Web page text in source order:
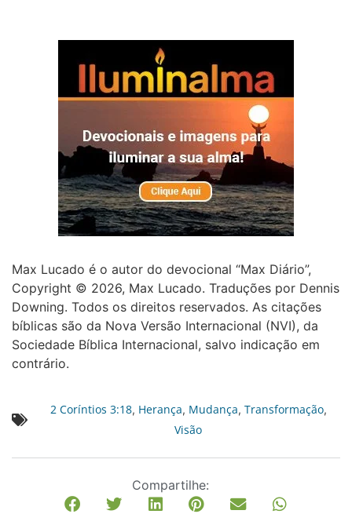
Max Lucado é o autor do devocional “Max Diário”,
Copyright © 2026, Max Lucado. Traduções por Dennis
Downing. Todos os direitos reservados. As citações
bíblicas são da Nova Versão Internacional (NVI), da
Sociedade Bíblica Internacional, salvo indicação em
contrário.
2 Coríntios 3:18, Herança, Mudança, Transformação,
Visão
Compartilhe: